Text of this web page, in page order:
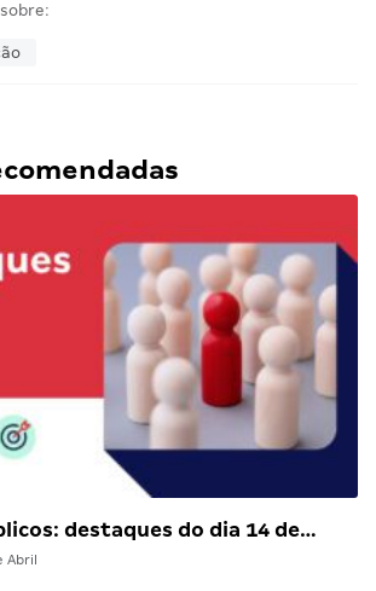
destaques do dia 14 de…
Abril